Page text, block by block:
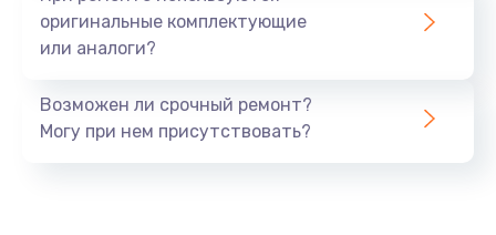
оригинальные комплектующие
или аналоги?
Возможен ли срочный ремонт?
Могу при нем присутствовать?